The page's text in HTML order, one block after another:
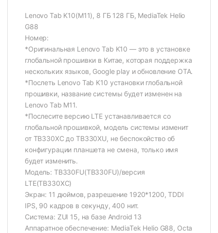
Lenovo Tab K10(M11), 8 ГБ 128 ГБ, MediaTek Helio
G88
Номер:
*Оригинальная Lenovo Tab K10 — это в установке
глобальной прошивки в Китае, которая поддержка
нескольких языков, Google play и обновление OTA.
*Послеть Lenovo Tab K10 установки глобальной
прошивки, название системы будет изменен на
Lenovo Tab M11.
*Послесите версию LTE устанавливается со
глобальной прошивкой, модель системы изменит
от TB330XC до TB330XU, не беспокойство об
конфигурации планшета не смена, только имя
будет изменить.
Модель: TB330FU(TB330FU)/версия
LTE(TB330XC)
Экран: 11 дюймов, разрешение 1920*1200, TDDI
IPS, 90 кадров в секунду, 400 нит.
Система: ZUI 15, на базе Android 13
Аппаратное обеспечение: MediaTek Helio G88, Octa